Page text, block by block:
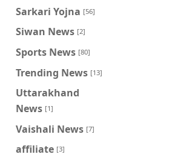
Sarkari Yojna [56]
Siwan News [2]
Sports News [80]
Trending News [13]
Uttarakhand
News [1]
Vaishali News [7]
affiliate [3]